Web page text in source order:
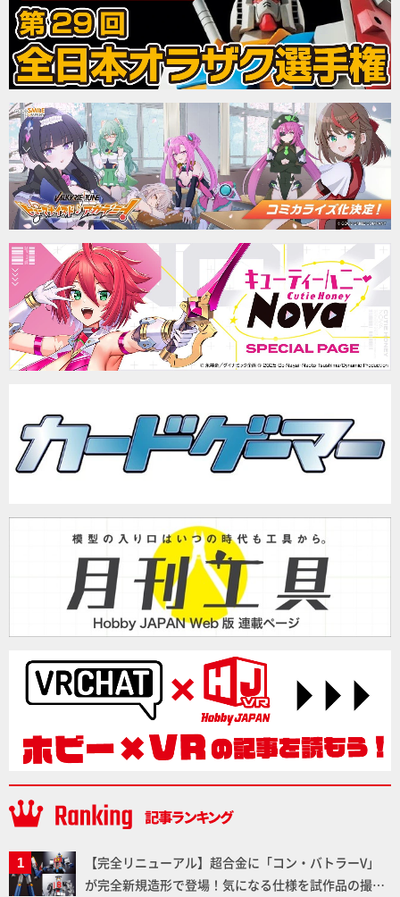
【完全リニューアル】超合金に「コン・バトラーV」
が完全新規造形で登場！気になる仕様を試作品の撮り